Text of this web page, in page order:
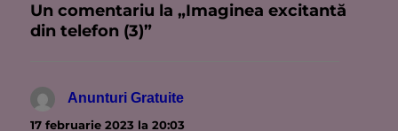
Un comentariu la „Imaginea excitantă
din telefon (3)”
Anunturi Gratuite
17 februarie 2023 la 20:03